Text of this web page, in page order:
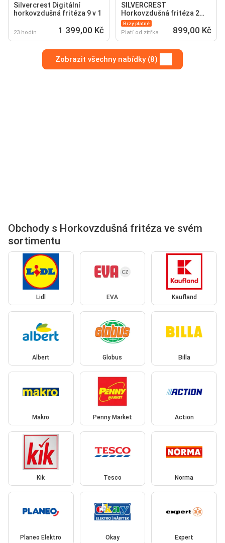
Silvercrest Digitální
horkovzdušná fritéza 9 v 1
23 hodin 1 399,00 Kč
SILVERCREST
Horkovzdušná fritéza 2
000 W
Brzy platné
Platí od zítřka 899,00 Kč
Zobrazit všechny nabídky (8)
Obchody s Horkovzdušná fritéza ve svém
sortimentu
Lidl EVA Kaufland
Albert Globus Billa
Makro Penny Market Action
Kik Tesco Norma
Planeo Elektro Okay Expert